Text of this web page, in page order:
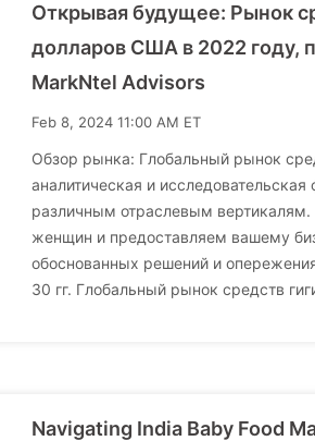
Открывая будущее: Рынок
долларов США в 2022 году,
MarkNtel Advisors
Feb 8, 2024 11:00 AM ET
Обзор рынка: Глобальный рынок
аналитическая и
различным отраслевым вертикалям.
женщин и предоставляем вашему
обоснованных решений и
30 гг. Глобальный рынок средств
Navigating India Baby Food